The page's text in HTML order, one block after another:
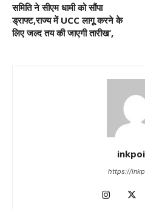
समिति ने सीएम धामी को सौंपा
ड्राफ्ट,राज्य में UCC लागू करने के
लिए जल्द तय की जाएगी तारीख’,
https://